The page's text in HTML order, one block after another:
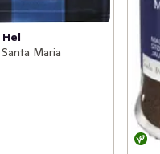
Maria